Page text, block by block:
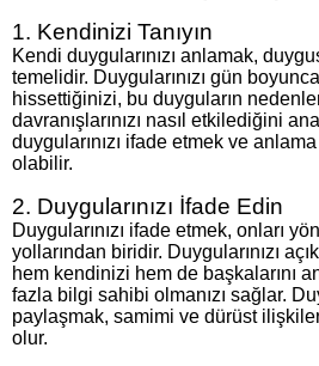
1. Kendinizi Tanıyın
Kendi duygularınızı anlamak,
temelidir. Duygularınızı gün
hissettiğinizi, bu duyguların
davranışlarınızı nasıl etkilediğini
duygularınızı ifade etmek ve
olabilir.
2. Duygularınızı İfade Edin
Duygularınızı ifade etmek, onları
yollarından biridir. Duygularınızı
hem kendinizi hem de başkalarını
fazla bilgi sahibi olmanızı sağlar.
paylaşmak, samimi ve dürüst ilişkiler
olur.